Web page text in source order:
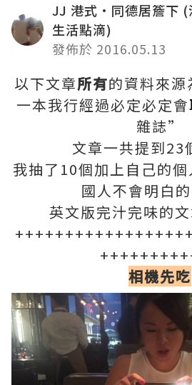
JJ 港式·同德居簷下 (
生活點滴)
發佈於 2016.05.13
以下文章所有的資料來
一本我行經過必定必定會
雜誌”
文章一共提到23
我抽了10個加上自己的
國人不會明白
英文版完汁完味的
相機先吃